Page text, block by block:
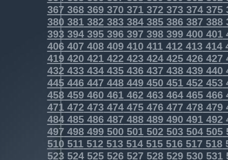
367368369370371372373374375
380381382383384385386387388
393394395396397398399400401
406407408409410411412413414
419420421422423424425426427
432433434435436437438439440
445446447448449450451452453
458459460461462463464465466
471472473474475476477478479
484485486487488489490491492
497498499500501502503504505
510511512513514515516517518
523524525526527528529530531